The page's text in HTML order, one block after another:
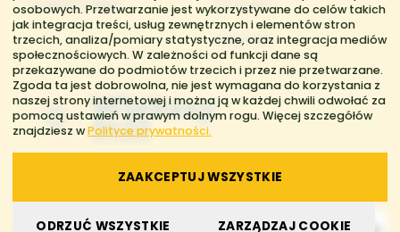
Regiony
© 2026 Stowarzyszenie Większy Stół. Wszelkie prawa zastrzeżone.
Polityka prywatności
osobowych. Przetwarzanie jest wykorzystywane do celów takich
jak integracja treści, usług zewnętrznych i elementów stron
trzecich, analiza/pomiary statystyczne, oraz integracja mediów
społecznościowych. W zależności od funkcji dane są
przekazywane do podmiotów trzecich i przez nie przetwarzane.
Zgoda ta jest dobrowolna, nie jest wymagana do korzystania z
naszej strony internetowej i można ją w każdej chwili odwołać za
pomocą ustawień w prawym dolnym rogu. Więcej szczegółów
znajdziesz wPolityce prywatności.
ZAAKCEPTUJ WSZYSTKIE
ODRZUĆ WSZYSTKIE ZARZĄDZAJ COOKIE